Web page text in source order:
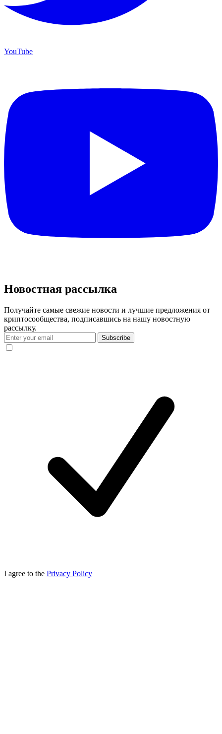
YouTube
Новостная рассылка
Получайте самые свежие новости и лучшие предложения от
криптосообщества, подписавшись на нашу новостную
рассылку.
Subscribe
I agree to the Privacy Policy